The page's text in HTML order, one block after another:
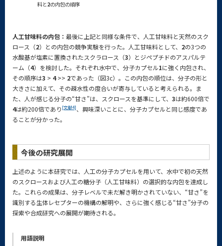
料と2の内包の順序
人工甘味料の内包： 最後に上記と同様な条件で、人工甘味料と天然のスク
ロース（2）との内包の競争実験を行った。人工甘味料として、 2の3つの
水酸基が塩素に置換されたスクラロース（3）とジペプチドのアスパルテ
ーム（4）を検討した。それぞれ水中で、分子カプセル1に強く内包され、
その順序は3 > 4>> 2であった（図3c）。この内包の順位は、分子の形と
大きさに加えて、その疎水性の度合いが寄与していると考えられる。ま
た、人が感じる分子の“甘さ”は、スクロースを基準にして、 3は約600倍で
4は約200倍であり [文献4]、興味深いことに、分子カプセルと同じ感度であ
ることが分かった。
今後の研究展開
上述のように本研究では、人工の分子カプセルを用いて、水中で初の天然
のスクロースおよび人工の糖分子（人工甘味料）の選択的な内包を達成し
た。これらの成果は、分子レベルで未だ解き明かされていない、“甘さ”を
識別する生体レセプターの機構の解明や、さらに強く感じる“甘さ”分子の
探索や合成研究への展開が期待される。
用語説明